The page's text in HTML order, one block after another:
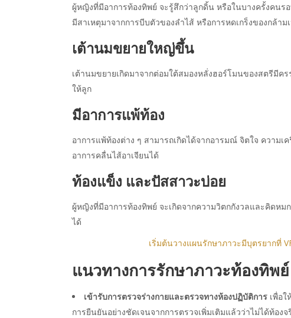
ผู้หญิงที่มีอาการท้องทิพย์ จะรู้สึกว่าลูกดิ้น หรือในบางครั้งคน
มีสาเหตุมาจากการบีบตัวของลำไส้ หรือการหดเกร็งของกล้
เต้านมขยายใหญ่ขึ้น
เต้านมขยายเกิดมาจากต่อมใต้สมองหลั่งฮอร์โมนของสตรีมีค
ให้ลูก
มีอาการแพ้ท้อง
อาการแพ้ท้องต่าง ๆ สามารถเกิดได้จากอารมณ์ จิตใจ ความ
อาการคลื่นไส้อาเจียนได้
ท้องแข็ง และปัสสาวะบ่อย
ผู้หญิงที่มีอาการท้องทิพย์ จะเกิดจากความวิตกกังวลและคิดห
ได้
เริ่มต้นวางแผนรักษาภาวะมีบุตรยากที่
แนวทางการรักษาภาวะท้องทิพย์
เข้ารับการตรวจร่างกายและตรวจทางห้องปฏิบัติการ เพื่อ
การยืนยันอย่างชัดเจนจากการตรวจเพิ่มเติมแล้วว่าไม่ได้ท้อง